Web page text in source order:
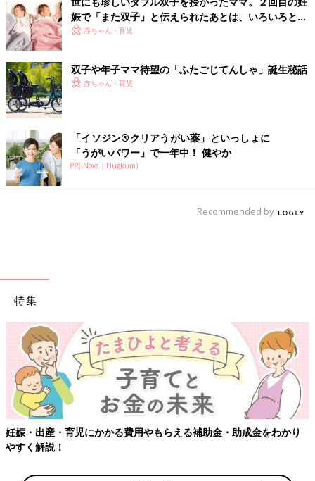
娠で「また双子」と伝えられたあとは、いろいろと不
安が巡り…!?【体験談】
赤ちゃん・育児
双子や年子ママ待望の「ふたごじてんしゃ」誕生秘話
赤ちゃん・育児
「イソジン®クリアうがい薬」といっしょに
「うがいパワー」で一年中！ 健やか
PR(iNova｜Hugkum)
Recommended by
特集
妊娠・出産・育児にかかる費用やもらえる補助金・助成金をわかり
やすく解説！